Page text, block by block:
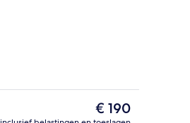
De
huidige
€ 190